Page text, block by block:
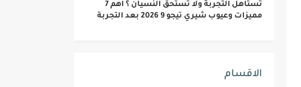
تستاهل التجربة ولا تستحق النسيان ؟ اهم 7
مميزات وعيوب شيري تيجو 9 2026 بعد التجربة
الاقسام